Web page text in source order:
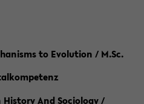
to Evolution / M.Sc.
History And Sociology /